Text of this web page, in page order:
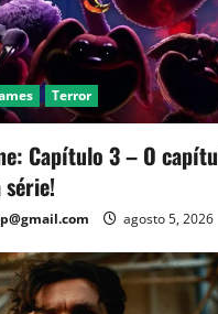
Terror
Capítulo 3 – O
série!
agosto 5, 2026